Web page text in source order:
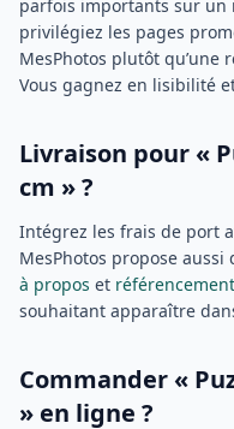
parfois importants sur un
privilégiez les pages
MesPhotos plutôt qu’une
Vous gagnez en lisibilité
Livraison pour «
cm » ?
Intégrez les frais de port
MesPhotos propose
à propos et
souhaitant apparaître
Commander «
» en ligne ?